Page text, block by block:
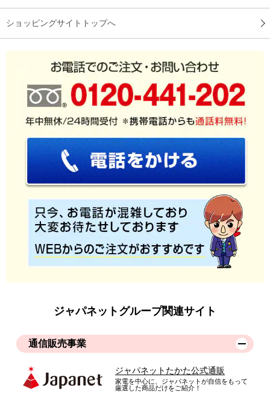
ショッピングサイトトップへ
ジャパネットグループ関連サイト
通信販売事業
ジャパネットたかた公式通販
家電を中心に、ジャパネットが自信をもって
厳選した商品だけをご紹介！